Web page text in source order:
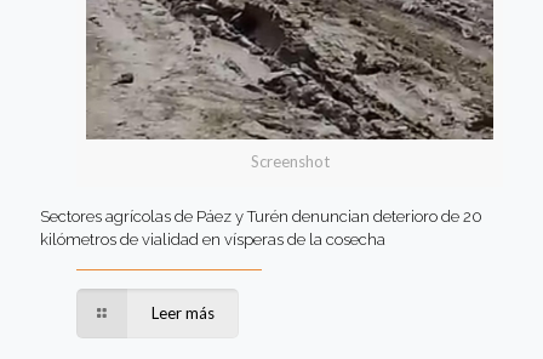
Screenshot
Sectores agrícolas de Páez y Turén denuncian deterioro de 20
kilómetros de vialidad en vísperas de la cosecha
Leer más